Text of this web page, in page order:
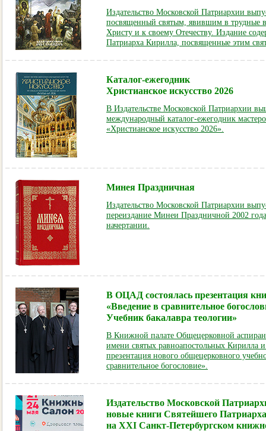
Издательство Московской Патриархии
посвященный святым, явившим в трудные
Христу и к своему Отечеству. Издание
Патриарха Кирилла, посвященные этим
Каталог-ежегодник
Христианское искусство 2026
В Издательстве Московской Патриархии
международный каталог-ежегодник
«Христианское искусство 2026».
Минея Праздничная
Издательство Московской Патриархии
переиздание Минеи Праздничной 2002
начертании.
В ОЦАД состоялась презентация
«Введение в сравнительное
Учебник бакалавра теологии»
В Книжной палате Общецерковной
имени святых равноапостольных Кирилла
презентация нового общецерковного
сравнительное богословие».
Издательство Московской
новые книги Святейшего
на XXI Санкт-Петербургском